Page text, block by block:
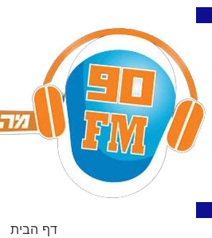
דף הבית